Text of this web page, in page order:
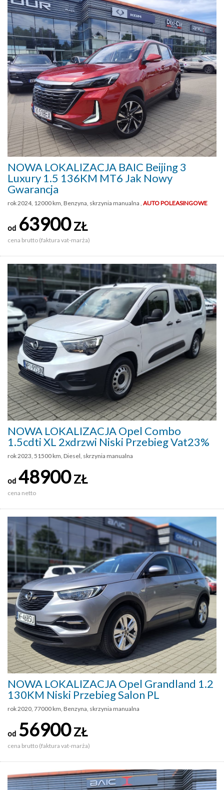
NOWA LOKALIZACJA BAIC Beijing 3
Luxury 1.5 136KM MT6 Jak Nowy
Gwarancja
rok 2024, 12000 km, Benzyna, skrzynia manualna , AUTO POLEASINGOWE
od 63900ZŁ
cena brutto (faktura vat-marża)
NOWA LOKALIZACJA Opel Combo
1.5cdti XL 2xdrzwi Niski Przebieg Vat23%
rok 2023, 51500 km, Diesel, skrzynia manualna
od 48900ZŁ
cena netto
NOWA LOKALIZACJA Opel Grandland 1.2
130KM Niski Przebieg Salon PL
rok 2020, 77000 km, Benzyna, skrzynia manualna
od 56900ZŁ
cena brutto (faktura vat-marża)